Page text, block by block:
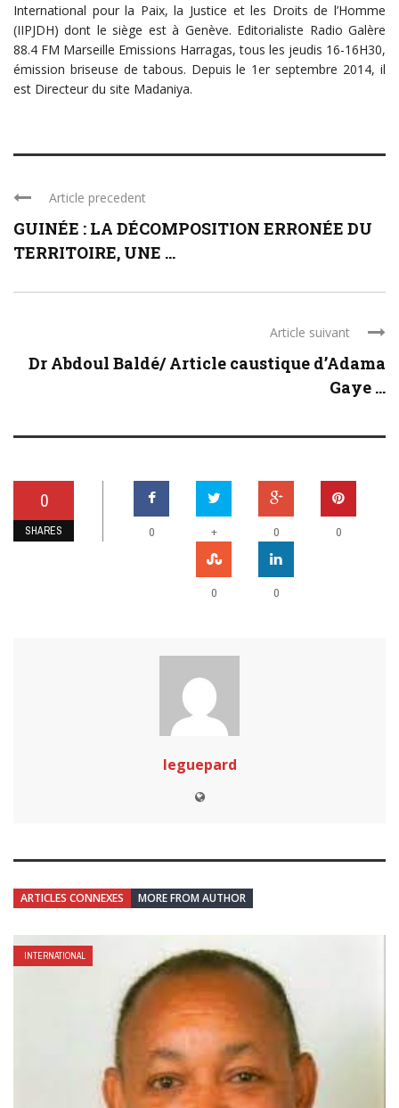
International pour la Paix, la Justice et les Droits de l’Homme
(IIPJDH) dont le siège est à Genève. Editorialiste Radio Galère
88.4 FM Marseille Emissions Harragas, tous les jeudis 16-16H30,
émission briseuse de tabous. Depuis le 1er septembre 2014, il
est Directeur du site Madaniya.
Article precedent
GUINÉE : LA DÉCOMPOSITION ERRONÉE DU
TERRITOIRE, UNE ...
Article suivant
Dr Abdoul Baldé/ Article caustique d’Adama
Gaye ...
0
SHARES 0 + 0 0
0 0
leguepard
ARTICLES CONNEXES MORE FROM AUTHOR
INTERNATIONAL